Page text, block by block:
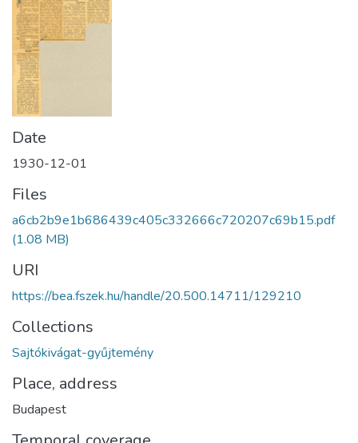
Date
1930-12-01
Files
a6cb2b9e1b686439c405c332666c720207c69b15.pdf
(1.08 MB)
URI
https://bea.fszek.hu/handle/20.500.14711/129210
Collections
Sajtókivágat-gyűjtemény
Place, address
Budapest